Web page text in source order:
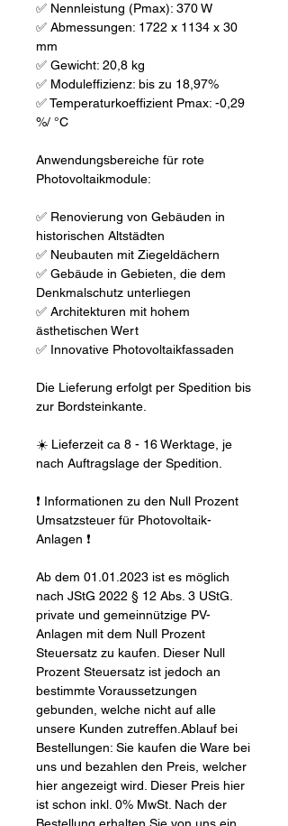
✅ Nennleistung (Pmax): 370 W
✅ Abmessungen: 1722 x 1134 x 30
mm
✅ Gewicht: 20,8 kg
✅ Moduleffizienz: bis zu 18,97%
✅ Temperaturkoeffizient Pmax: -0,29
%/ °C
Anwendungsbereiche für rote
Photovoltaikmodule:
✅ Renovierung von Gebäuden in
historischen Altstädten
✅ Neubauten mit Ziegeldächern
✅ Gebäude in Gebieten, die dem
Denkmalschutz unterliegen
✅ Architekturen mit hohem
ästhetischen Wert
✅ Innovative Photovoltaikfassaden
Die Lieferung erfolgt per Spedition bis
zur Bordsteinkante.
☀️ Lieferzeit ca 8 - 16 Werktage, je
nach Auftragslage der Spedition.
❗ Informationen zu den Null Prozent
Umsatzsteuer für Photovoltaik-
Anlagen ❗
Ab dem 01.01.2023 ist es möglich
nach JStG 2022 § 12 Abs. 3 UStG.
private und gemeinnützige PV-
Anlagen mit dem Null Prozent
Steuersatz zu kaufen. Dieser Null
Prozent Steuersatz ist jedoch an
bestimmte Voraussetzungen
gebunden, welche nicht auf alle
unsere Kunden zutreffen.Ablauf bei
Bestellungen: Sie kaufen die Ware bei
uns und bezahlen den Preis, welcher
hier angezeigt wird. Dieser Preis hier
ist schon inkl. 0% MwSt. Nach der